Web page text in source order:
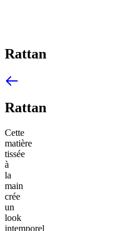
Rattan
Rattan
Cette
matière
tissée
à
la
main
crée
un
look
intemporel